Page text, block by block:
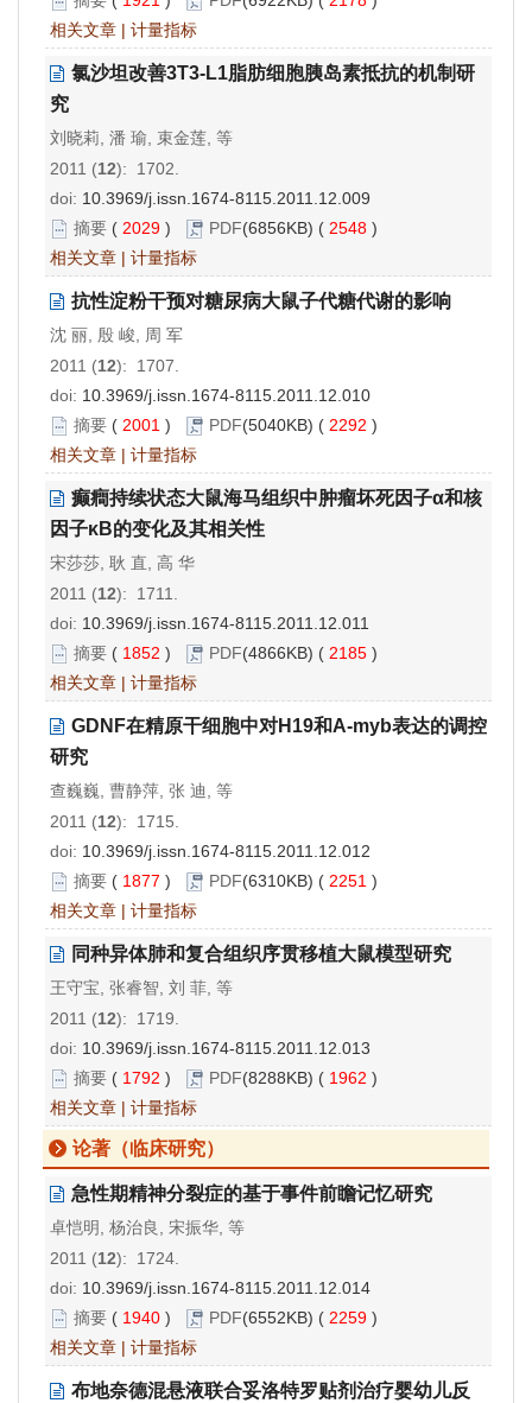
相关文章 | 计量指标
氯沙坦改善3T3-L1脂肪细胞胰岛素抵抗的机制研
究
刘晓莉, 潘 瑜, 束金莲, 等
2011 (12): 1702.
doi: 10.3969/j.issn.1674-8115.2011.12.009
摘要 ( 2029 ) PDF(6856KB) ( 2548 )
相关文章 | 计量指标
抗性淀粉干预对糖尿病大鼠子代糖代谢的影响
沈 丽, 殷 峻, 周 军
2011 (12): 1707.
doi: 10.3969/j.issn.1674-8115.2011.12.010
摘要 ( 2001 ) PDF(5040KB) ( 2292 )
相关文章 | 计量指标
癫癎持续状态大鼠海马组织中肿瘤坏死因子α和核
因子κB的变化及其相关性
宋莎莎, 耿 直, 高 华
2011 (12): 1711.
doi: 10.3969/j.issn.1674-8115.2011.12.011
摘要 ( 1852 ) PDF(4866KB) ( 2185 )
相关文章 | 计量指标
GDNF在精原干细胞中对H19和A-myb表达的调控
研究
查巍巍, 曹静萍, 张 迪, 等
2011 (12): 1715.
doi: 10.3969/j.issn.1674-8115.2011.12.012
摘要 ( 1877 ) PDF(6310KB) ( 2251 )
相关文章 | 计量指标
同种异体肺和复合组织序贯移植大鼠模型研究
王守宝, 张睿智, 刘 菲, 等
2011 (12): 1719.
doi: 10.3969/j.issn.1674-8115.2011.12.013
摘要 ( 1792 ) PDF(8288KB) ( 1962 )
相关文章 | 计量指标
论著（临床研究）
急性期精神分裂症的基于事件前瞻记忆研究
卓恺明, 杨治良, 宋振华, 等
2011 (12): 1724.
doi: 10.3969/j.issn.1674-8115.2011.12.014
摘要 ( 1940 ) PDF(6552KB) ( 2259 )
相关文章 | 计量指标
布地奈德混悬液联合妥洛特罗贴剂治疗婴幼儿反